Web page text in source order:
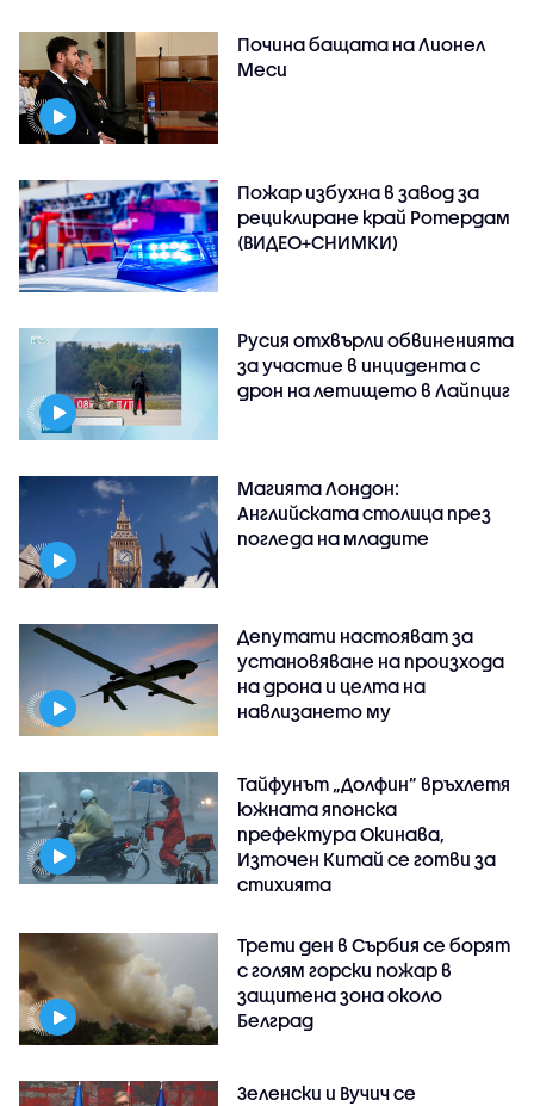
Почина бащата на Лионел
Меси
Пожар избухна в завод за
рециклиране край Ротердам
(ВИДЕО+СНИМКИ)
Русия отхвърли обвиненията
за участие в инцидента с
дрон на летището в Лайпциг
Магията Лондон:
Английската столица през
погледа на младите
Депутати настояват за
установяване на произхода
на дрона и целта на
навлизането му
Тайфунът „Долфин” връхлетя
южната японска
префектура Окинава,
Източен Китай се готви за
стихията
Трети ден в Сърбия се борят
с голям горски пожар в
защитена зона около
Белград
Зеленски и Вучич се